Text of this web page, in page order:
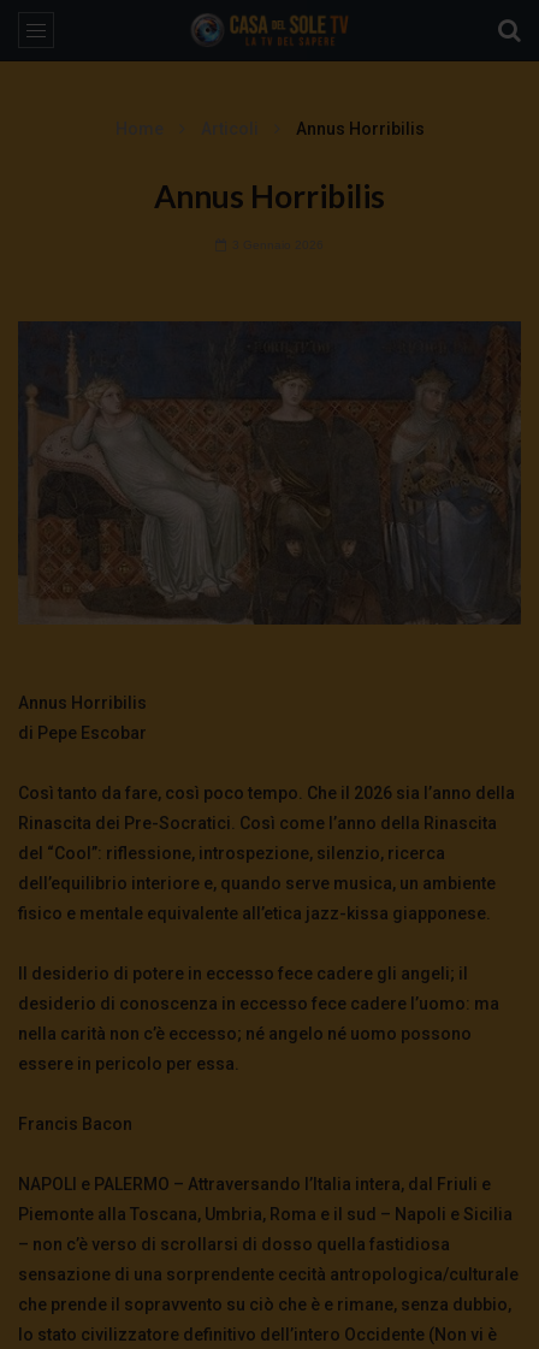
Annus Horribilis
Annus Horribilis
Annus Horribilis
di Pepe Escobar
Così tanto da fare, così poco tempo. Che il 2026 sia l’anno della
Rinascita dei Pre-Socratici. Così come l’anno della Rinascita
del “Cool”: riflessione, introspezione, silenzio, ricerca
dell’equilibrio interiore e, quando serve musica, un ambiente
fisico e mentale equivalente all’etica jazz-kissa giapponese.
Il desiderio di potere in eccesso fece cadere gli angeli; il
desiderio di conoscenza in eccesso fece cadere l’uomo: ma
nella carità non c’è eccesso; né angelo né uomo possono
essere in pericolo per essa.
Francis Bacon
NAPOLI e PALERMO – Attraversando l’Italia intera, dal Friuli e
Piemonte alla Toscana, Umbria, Roma e il sud – Napoli e Sicilia
– non c’è verso di scrollarsi di dosso quella fastidiosa
sensazione di una sorprendente cecità antropologica/culturale
che prende il sopravvento su ciò che è e rimane, senza dubbio,
lo stato civilizzatore definitivo dell’intero Occidente (Non vi è